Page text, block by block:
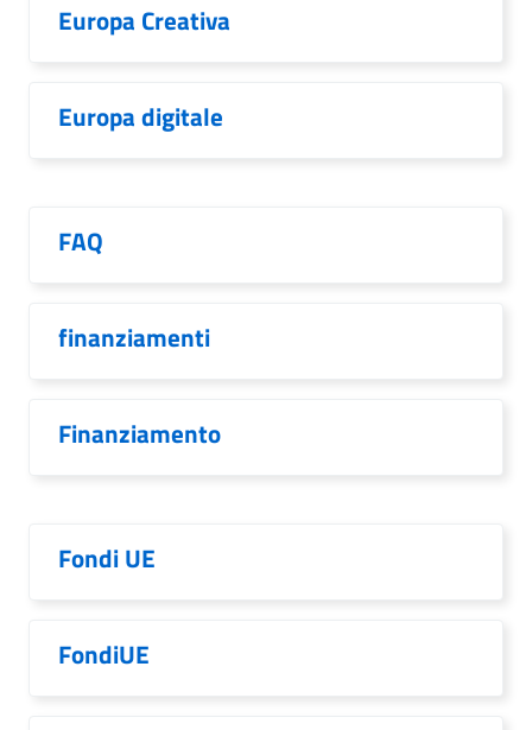
Europa Creativa
Europa digitale
FAQ
finanziamenti
Finanziamento
Fondi UE
FondiUE